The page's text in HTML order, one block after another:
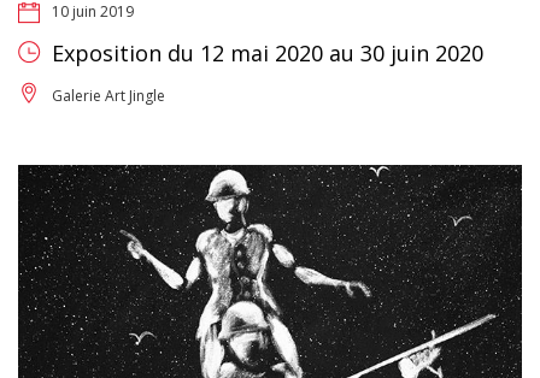
10 juin 2019
Exposition du 12 mai 2020 au 30 juin 2020
Galerie Art Jingle